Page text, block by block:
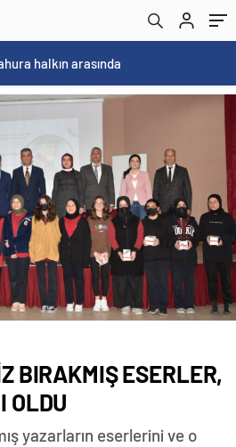
halkın arasında
BIRAKMIŞ ESERLER,
OLDU
yazarların eserlerini ve o